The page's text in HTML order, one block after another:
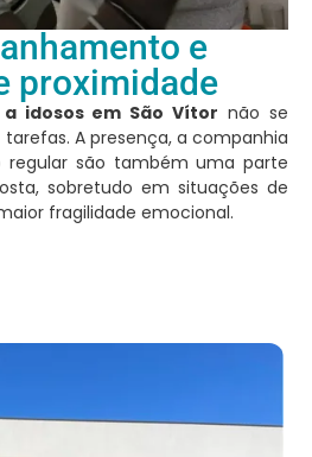
e
proximidade
idosos em São Vítor não se
A presença, a companhia
são também uma parte
sobretudo em situações de
fragilidade emocional.